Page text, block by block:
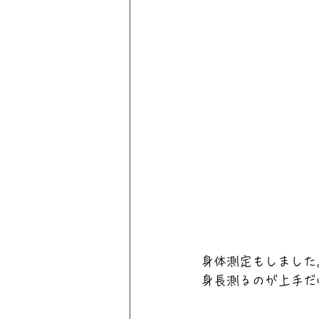
身体測定もしました
身長測るのが上手だ